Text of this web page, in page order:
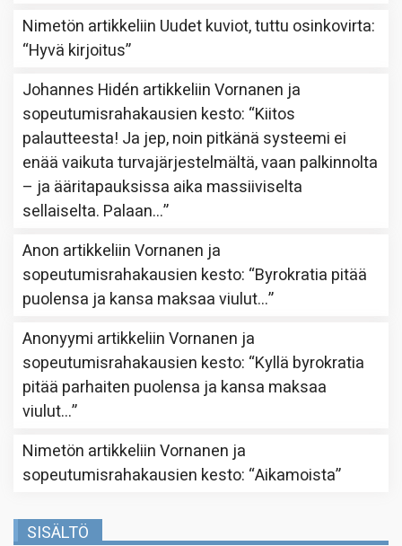
Nimetön artikkeliin Uudet kuviot, tuttu osinkovirta:
“Hyvä kirjoitus”
Johannes Hidén artikkeliinVornanen ja
sopeutumisrahakausien kesto: “Kiitos
palautteesta! Ja jep, noin pitkänä systeemi ei
enää vaikuta turvajärjestelmältä, vaan palkinnolta
– ja ääritapauksissa aika massiiviselta
sellaiselta. Palaan…”
Anon artikkeliinVornanen ja
sopeutumisrahakausien kesto: “Byrokratia pitää
puolensa ja kansa maksaa viulut…”
Anonyymi artikkeliinVornanen ja
sopeutumisrahakausien kesto: “Kyllä byrokratia
pitää parhaiten puolensa ja kansa maksaa
viulut…”
Nimetön artikkeliinVornanen ja
sopeutumisrahakausien kesto: “Aikamoista”
SISÄLTÖ